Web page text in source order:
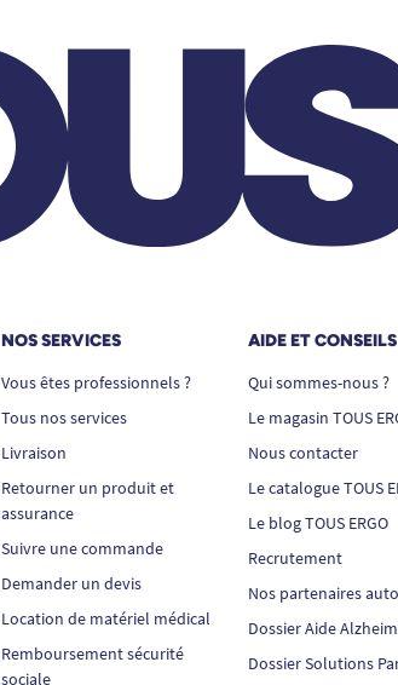
NOS SERVICES
Vous êtes professionnels ?
Tous nos services
Livraison
Retourner un produit et
assurance
Suivre une commande
Demander un devis
Location de matériel médical
Remboursement sécurité
sociale
AIDE ET CONSEILS
Qui sommes-nous ?
Le magasin TOUS
Nous contacter
Le catalogue TOUS
Le blog TOUS ERGO
Recrutement
Nos partenaires
Dossier Aide
Dossier Solutions